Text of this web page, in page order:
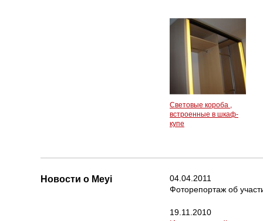
Световые короба ,
встроенные в шкаф-
купе
Новости о Meyi
04.04.2011
Фоторепортаж об
19.11.2010